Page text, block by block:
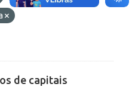
de capitais